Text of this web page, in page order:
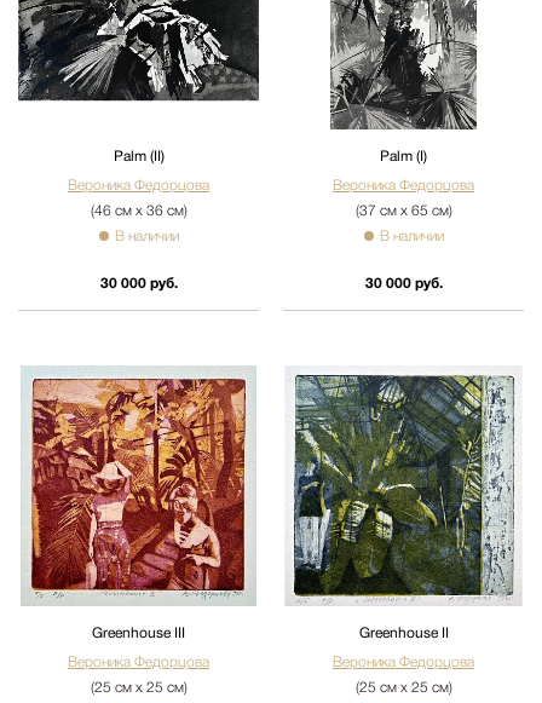
Palm (II)
Вероника Федорцова
(46 см х 36 см)
В наличии
30 000 руб.
Palm (I)
Вероника Федорцова
(37 см х 65 см)
В наличии
30 000 руб.
Greenhouse III
Вероника Федорцова
(25 см х 25 см)
Greenhouse II
Вероника Федорцова
(25 см х 25 см)